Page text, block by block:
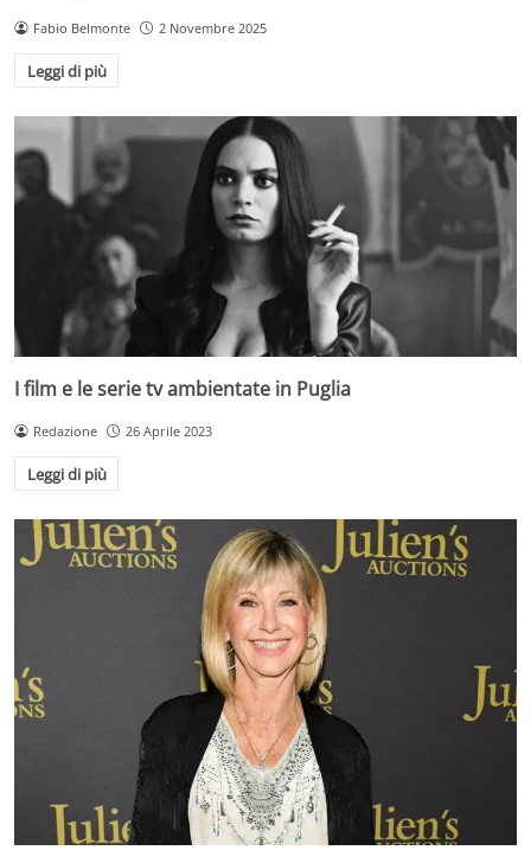
Fabio Belmonte 2 Novembre 2025
Leggi di più
I film e le serie tv ambientate in Puglia
Redazione 26 Aprile 2023
Leggi di più